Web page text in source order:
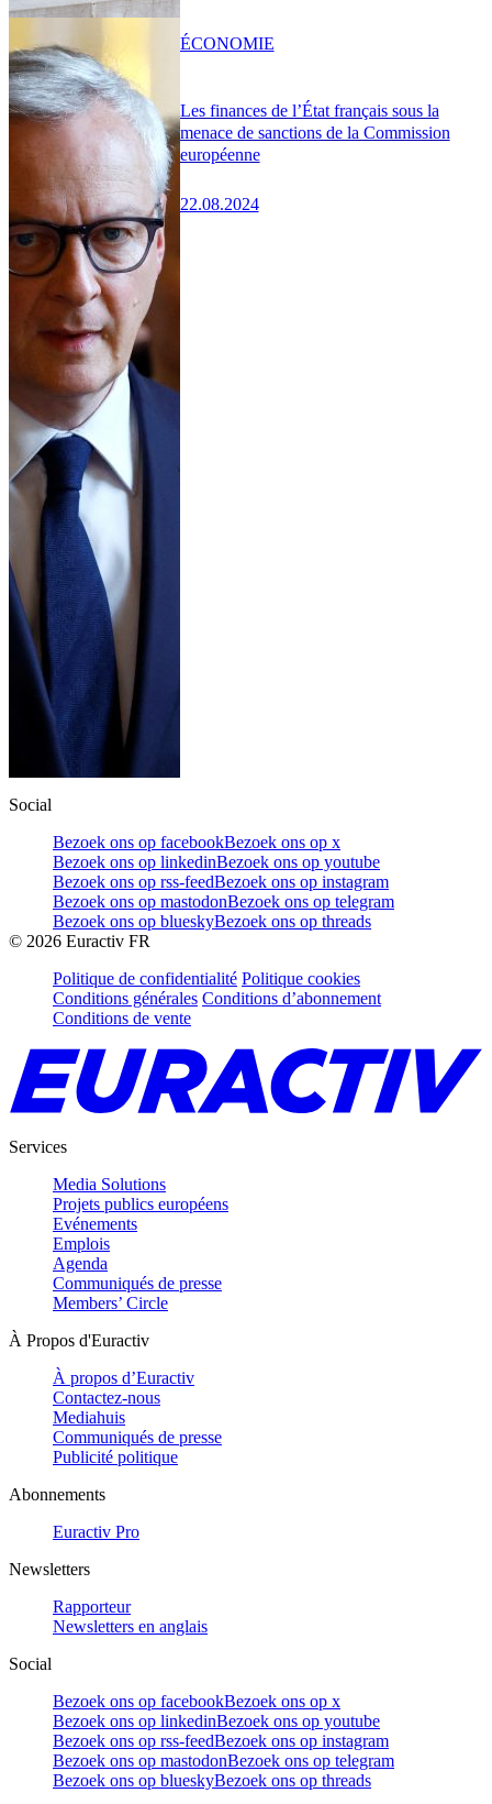
Les finances de l’État français sous la
menace de sanctions de la Commission
européenne
22.08.2024
ÉCONOMIE
Social
Bezoek ons op facebookBezoek ons op x
Bezoek ons op linkedinBezoek ons op youtube
Bezoek ons op rss-feedBezoek ons op instagram
Bezoek ons op mastodonBezoek ons op telegram
Bezoek ons op blueskyBezoek ons op threads
© 2026 Euractiv FR
Politique de confidentialité Politique cookies
Conditions générales Conditions d’abonnement
Conditions de vente
Services
Media Solutions
Projets publics européens
Evénements
Emplois
Agenda
Communiqués de presse
Members’ Circle
À Propos d'Euractiv
À propos d’Euractiv
Contactez-nous
Mediahuis
Communiqués de presse
Publicité politique
Abonnements
Euractiv Pro
Newsletters
Rapporteur
Newsletters en anglais
Social
Bezoek ons op facebookBezoek ons op x
Bezoek ons op linkedinBezoek ons op youtube
Bezoek ons op rss-feedBezoek ons op instagram
Bezoek ons op mastodonBezoek ons op telegram
Bezoek ons op blueskyBezoek ons op threads